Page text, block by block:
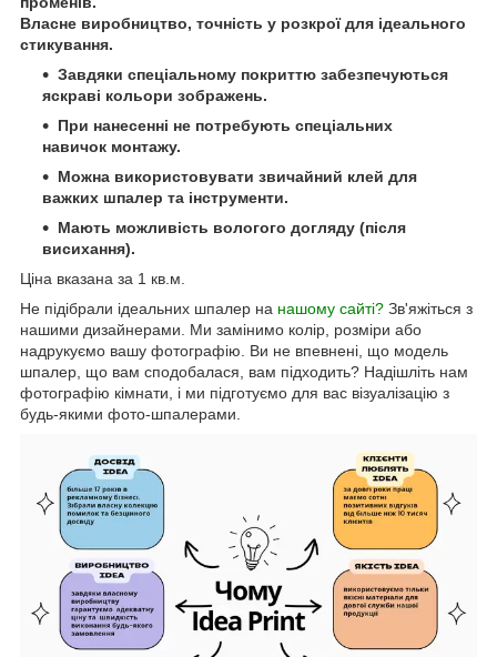
Власне виробництво, точність у розкрої для ідеального
стикування.
Завдяки спеціальному покриттю забезпечуються
яскраві кольори зображень.
При нанесенні не потребують спеціальних
навичок монтажу.
Можна використовувати звичайний клей для
важких шпалер та інструменти.
Мають можливість вологого догляду (після
висихання).
Ціна вказана за 1 кв.м.
Не підібрали ідеальних шпалер на нашому сайті? Зв'яжіться з
нашими дизайнерами. Ми замінимо колір, розміри або
надрукуємо вашу фотографію. Ви не впевнені, що модель
шпалер, що вам сподобалася, вам підходить? Надішліть нам
фотографію кімнати, і ми підготуємо для вас візуалізацію з
будь-якими фото-шпалерами.